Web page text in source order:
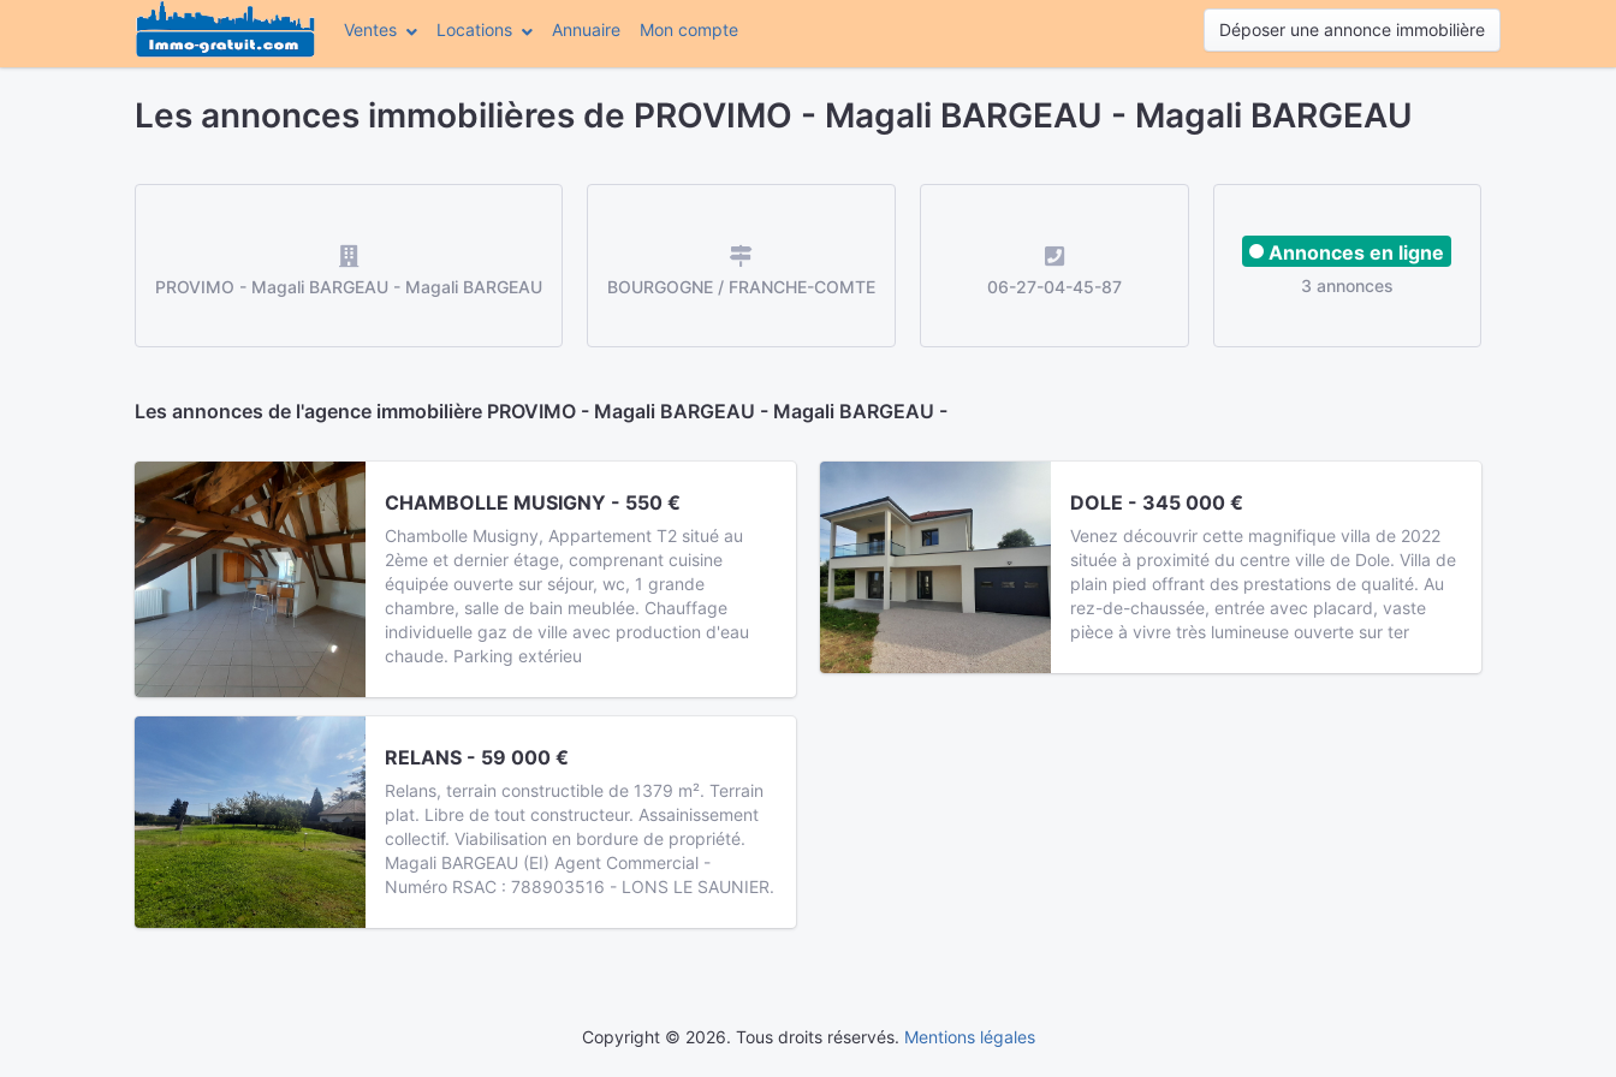
Ventes Locations Annuaire Mon compte(current) Déposer une annonce immobilière
Les annonces immobilières de PROVIMO - Magali BARGEAU - Magali BARGEAU
PROVIMO - Magali BARGEAU - Magali BARGEAU BOURGOGNE / FRANCHE-COMTE 06-27-04-45-87
Annonces en ligne
3 annonces
Les annonces de l'agence immobilière PROVIMO - Magali BARGEAU - Magali BARGEAU -
CHAMBOLLE MUSIGNY - 550 €
Chambolle Musigny, Appartement T2 situé au
2ème et dernier étage, comprenant cuisine
équipée ouverte sur séjour, wc, 1 grande
chambre, salle de bain meublée. Chauffage
individuelle gaz de ville avec production d'eau
chaude. Parking extérieu
RELANS - 59 000 €
Relans, terrain constructible de 1379 m². Terrain
plat. Libre de tout constructeur. Assainissement
collectif. Viabilisation en bordure de propriété.
Magali BARGEAU (EI) Agent Commercial -
Numéro RSAC : 788903516 - LONS LE SAUNIER.
DOLE - 345 000 €
Venez découvrir cette magnifique villa de 2022
située à proximité du centre ville de Dole. Villa de
plain pied offrant des prestations de qualité. Au
rez-de-chaussée, entrée avec placard, vaste
pièce à vivre très lumineuse ouverte sur ter
Copyright © 2026. Tous droits réservés. Mentions légales